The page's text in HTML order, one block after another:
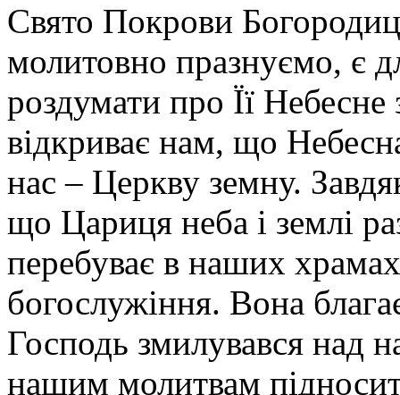
Свято Покрови
молитовно празнуємо, є
роздумати про Її
відкриває нам, що
нас – Церкву земну.
що Цариця неба і землі
перебуває в наших
богослужіння. Вона
Господь змилувався над
нашим молитвам